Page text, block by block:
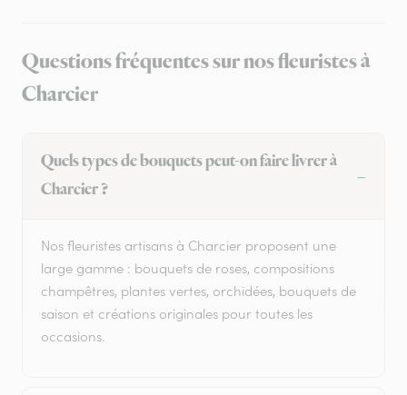
Questions fréquentes sur nos fleuristes à
Charcier
Quels types de bouquets peut-on faire livrer à
Charcier ?
Nos fleuristes artisans à Charcier proposent une
large gamme : bouquets de roses, compositions
champêtres, plantes vertes, orchidées, bouquets de
saison et créations originales pour toutes les
occasions.